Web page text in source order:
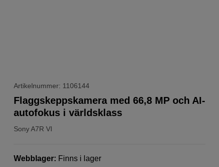
Artikelnummer: 1106144
SonyA7R VI
Flaggskeppskamera med 66,8 MP och AI-
autofokus i världsklass
Webblager: Finns i lager